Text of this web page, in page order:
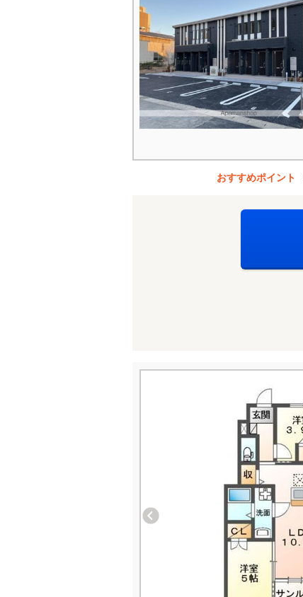
おすすめポイント